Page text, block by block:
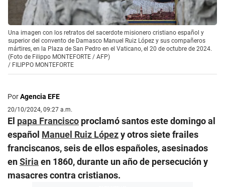
Una imagen con los retratos del sacerdote misionero cristiano español y
superior del convento de Damasco Manuel Ruiz López y sus compañeros
mártires, en la Plaza de San Pedro en el Vaticano, el 20 de octubre de 2024.
(Foto de Filippo MONTEFORTE / AFP)
/ FILIPPO MONTEFORTE
PorAgencia EFE
20/10/2024, 09:27 a.m.
El papa Francisco proclamó santos este domingo al
español Manuel Ruiz Lópezy otros siete frailes
franciscanos, seis de ellos españoles, asesinados
enSiria en 1860, durante un año de persecución y
masacres contra cristianos.